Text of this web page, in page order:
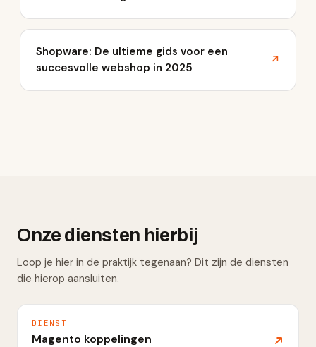
Shopware: De ultieme gids voor een
succesvolle webshop in 2025
↗
Onze diensten hierbij
Loop je hier in de praktijk tegenaan? Dit zijn de diensten
die hierop aansluiten.
DIENST
Magento koppelingen